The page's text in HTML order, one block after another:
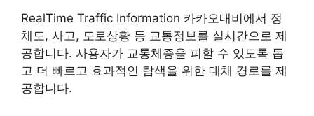
RealTime Traffic Information 카카오내비에서 정
체도, 사고, 도로상황 등 교통정보를 실시간으로 제
공합니다. 사용자가 교통체증을 피할 수 있도록 돕
고 더 빠르고 효과적인 탐색을 위한 대체 경로를 제
공합니다.